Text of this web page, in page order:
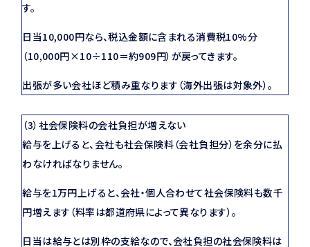
す。
日当10,000円なら、税込金額に含まれる消費税10%分
（10,000円×10÷110＝約909円）が戻ってきます。
出張が多い会社ほど積み重なります（海外出張は対象外）。
（3）社会保険料の会社負担が増えない
給与を上げると、会社も社会保険料（会社負担分）を余分に払
わなければなりません。
給与を1万円上げると、会社・個人合わせて社会保険料も数千
円増えます（料率は都道府県によって異なります）。
日当は給与とは別枠の支給なので、会社負担の社会保険料は